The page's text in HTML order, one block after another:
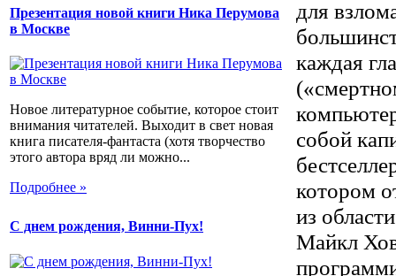
Презентация новой книги Ника Перумова
в Москве
Новое литературное событие, которое стоит
внимания читателей. Выходит в свет новая
книга писателя-фантаста (хотя творчество
этого автора вряд ли можно...
Подробнее »
С днем рождения, Винни-Пух!
для
каждая
собой
котором
из
Майкл